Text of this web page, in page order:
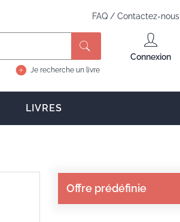
FAQ / Contactez-nous
Je recherche un livre
Connexion
LIVRES
Offre prédéfinie